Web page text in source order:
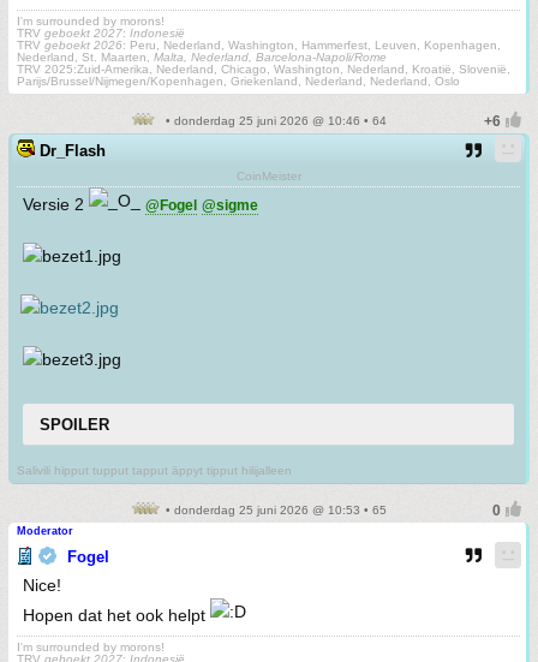
I'm surrounded by morons!
TRV geboekt 2027: Indonesië
TRV geboekt 2026: Peru, Nederland, Washington, Hammerfest, Leuven, Kopenhagen,
Nederland, St. Maarten, Malta, Nederland, Barcelona-Napoli/Rome
TRV 2025:Zuid-Amerika, Nederland, Chicago, Washington, Nederland, Kroatië, Slovenië,
Parijs/Brussel/Nijmegen/Kopenhagen, Griekenland, Nederland, Nederland, Oslo
• donderdag 25 juni 2026 @ 10:46 • 64
Dr_Flash
CoinMeister
Versie 2 @Fogel @sigme
SPOILER
Salivili hipput tupput tapput äppyt tipput hilijalleen
• donderdag 25 juni 2026 @ 10:53 • 65
Moderator
Fogel
Nice!
Hopen dat het ook helpt
I'm surrounded by morons!
TRV geboekt 2027: Indonesië